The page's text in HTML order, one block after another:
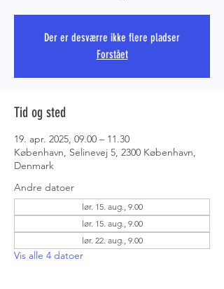
PRS
Der er desværre ikke flere pladser
Forstået
Tid og sted
19. apr. 2025, 09.00 – 11.30
København, Selinevej 5, 2300 København,
Denmark
Andre datoer
lør. 15. aug., 9.00
lør. 15. aug., 9.00
lør. 22. aug., 9.00
Vis alle 4 datoer